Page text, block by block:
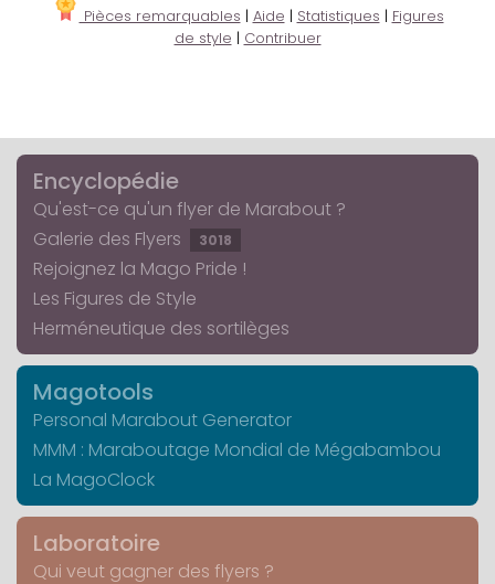
Pièces remarquables | Aide | Statistiques | Figures
de style | Contribuer
Encyclopédie
Qu'est-ce qu'un flyer de Marabout ?
Galerie des Flyers
3018
Rejoignez la Mago Pride !
Les Figures de Style
Herméneutique des sortilèges
Magotools
Personal Marabout Generator
MMM : Maraboutage Mondial de Mégabambou
La MagoClock
Laboratoire
Qui veut gagner des flyers ?